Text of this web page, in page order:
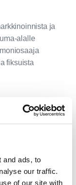
and ads, to
our traffic.
of our site with
ja
alalle
fiksuista
lisää.